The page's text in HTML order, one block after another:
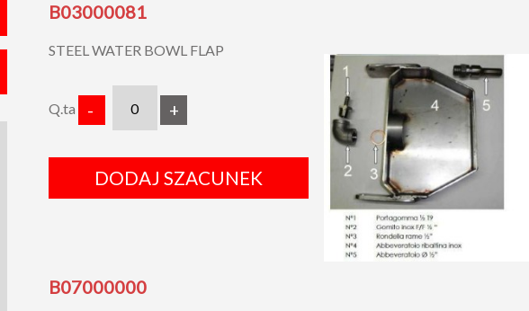
B03000081
STEEL WATER BOWL FLAP
Q.ta - +
DODAJ SZACUNEK
B07000000